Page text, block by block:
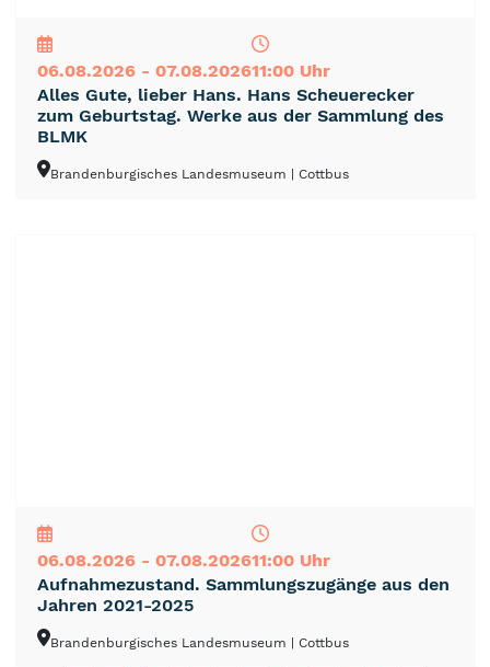
06.08.2026 - 07.08.202611:00 Uhr
Alles Gute, lieber Hans. Hans Scheuerecker
zum Geburtstag. Werke aus der Sammlung des
BLMK
Brandenburgisches Landesmuseum | Cottbus
06.08.2026 - 07.08.202611:00 Uhr
Aufnahmezustand. Sammlungszugänge aus den
Jahren 2021-2025
Brandenburgisches Landesmuseum | Cottbus